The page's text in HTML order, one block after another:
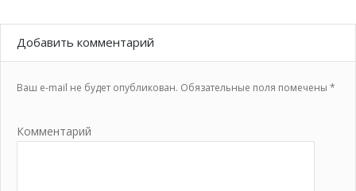
Добавить комментарий
Ваш e-mail не будет опубликован. Обязательные поля помечены *
Комментарий